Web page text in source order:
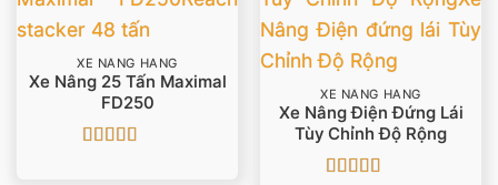
XE NÂNG HÀNG
Xe Nâng 25 Tấn Maximal
FD250
XE NÂNG HÀNG
Xe Nâng Điện Đứng Lái
Tùy Chỉnh Độ Rộng